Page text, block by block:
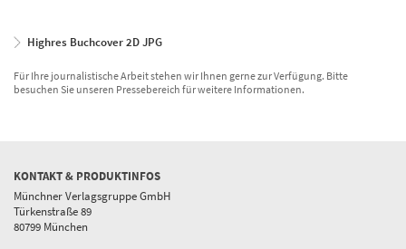
Highres Buchcover 2D JPG
Für Ihre journalistische Arbeit stehen wir Ihnen gerne zur Verfügung. Bitte
besuchen Sie unseren Pressebereich für weitere Informationen.
KONTAKT & PRODUKTINFOS
Münchner Verlagsgruppe GmbH
Türkenstraße 89
80799 München